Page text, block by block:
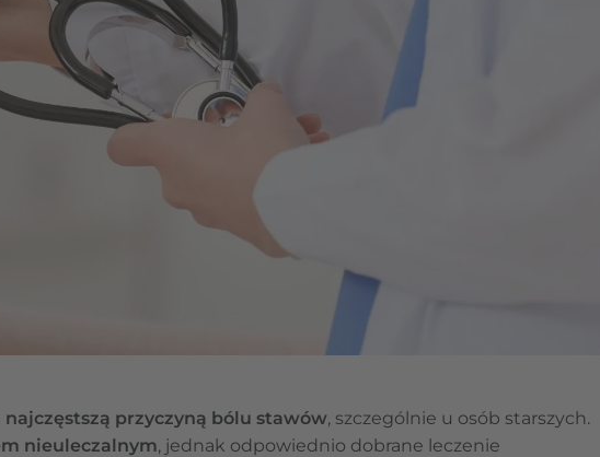
najczęstszą przyczyną bólu stawów, szczególnie u osób starszych.
nieuleczalnym, jednak odpowiednio dobrane leczenie